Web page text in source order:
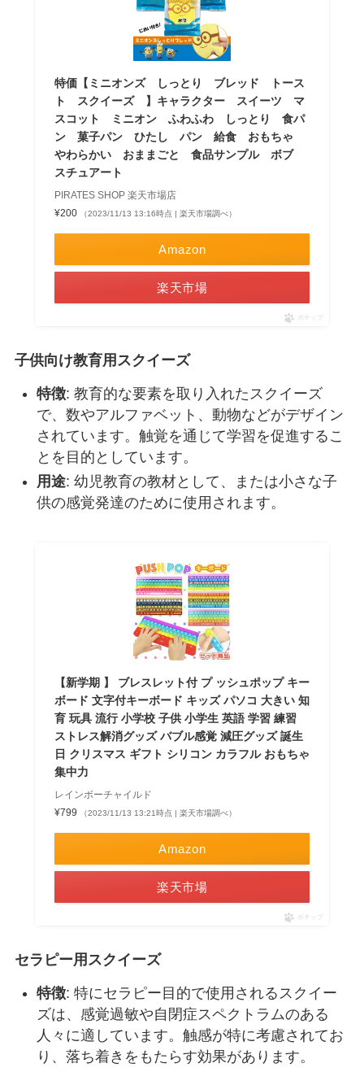
特価【ミニオンズ しっとり ブレッド トース
ト スクイーズ 】キャラクター スイーツ マ
スコット ミニオン ふわふわ しっとり 食パ
ン 菓子パン ひたし パン 給食 おもちゃ
やわらかい おままごと 食品サンプル ボブ
スチュアート
PIRATES SHOP 楽天市場店
¥200
（2023/11/13 13:16時点 | 楽天市場調べ）
Amazon
楽天市場
ポチップ
子供向け教育用スクイーズ
特徴: 教育的な要素を取り入れたスクイーズ
で、数やアルファベット、動物などがデザイン
されています。触覚を通じて学習を促進するこ
とを目的としています。
用途: 幼児教育の教材として、または小さな子
供の感覚発達のために使用されます。
【新学期 】 ブレスレット付 プ ッシュポップ キー
ボード 文字付キーボード キッズ パソコ 大きい 知
育 玩具 流行 小学校 子供 小学生 英語 学習 練習
ストレス解消グッズ バブル感覚 減圧グッズ 誕生
日 クリスマス ギフト シリコン カラフル おもちゃ
集中力
レインボーチャイルド
¥799
（2023/11/13 13:21時点 | 楽天市場調べ）
Amazon
楽天市場
ポチップ
セラピー用スクイーズ
特徴: 特にセラピー目的で使用されるスクイー
ズは、感覚過敏や自閉症スペクトラムのある
人々に適しています。触感が特に考慮されてお
り、落ち着きをもたらす効果があります。